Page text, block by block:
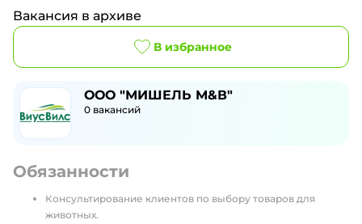
Вакансия в архиве
В избранное
ООО "МИШЕЛЬ М&В"
0 вакансий
Обязанности
Консультирование клиентов по выбору товаров для
животных.